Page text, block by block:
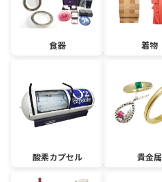
食器 着物
酸素カプセル 貴金属